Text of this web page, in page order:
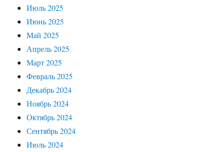
Июль 2025
Июнь 2025
Май 2025
Апрель 2025
Март 2025
Февраль 2025
Декабрь 2024
Ноябрь 2024
Октябрь 2024
Сентябрь 2024
Июль 2024